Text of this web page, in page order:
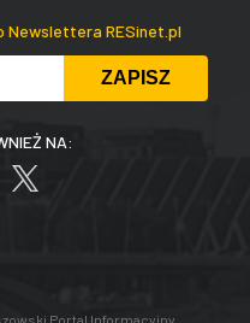
Newslettera RESinet.pl
NA: